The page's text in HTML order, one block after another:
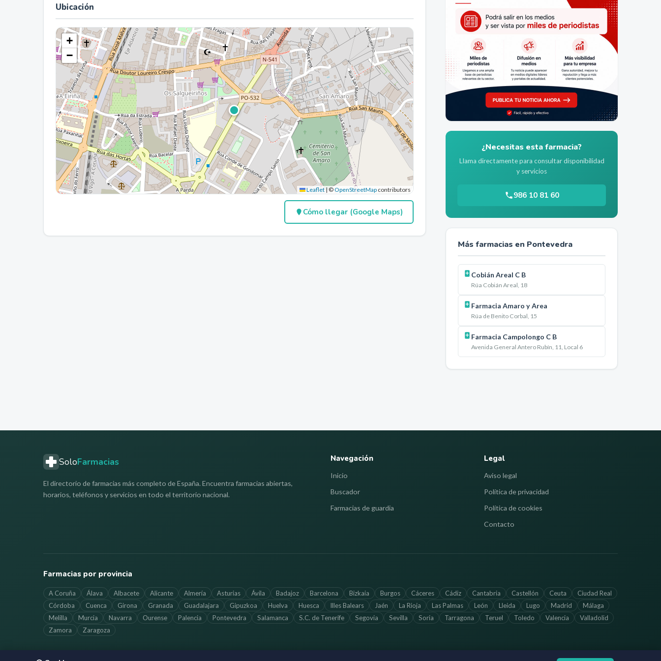
Ubicación
+
−
Leaflet | ©OpenStreetMap contributors
Cómo llegar (Google Maps)
¿Necesitas esta farmacia?
Llama directamente para consultar disponibilidad
y servicios
986 10 81 60
Más farmacias en Pontevedra
Cobián Areal C B
Rúa Cobián Areal, 18
Farmacia Amaro y Area
Rúa de Benito Corbal, 15
Farmacia Campolongo C B
Avenida General Antero Rubín, 11, Local 6
SoloFarmacias
El directorio de farmacias más completo de España. Encuentra farmacias abiertas,
horarios, teléfonos y servicios en todo el territorio nacional.
Navegación
Inicio
Buscador
Farmacias de guardia
Legal
Aviso legal
Política de privacidad
Política de cookies
Contacto
Farmacias por provincia
A Coruña Álava Albacete Alicante Almería Asturias Ávila Badajoz Barcelona Bizkaia Burgos Cáceres Cádiz Cantabria Castellón Ceuta
Ciudad Real
Córdoba
Cuenca Girona Granada Guadalajara Gipuzkoa Huelva Huesca Illes Balears Jaén La Rioja Las Palmas León Lleida Lugo Madrid
Málaga
Melilla
Murcia Navarra Ourense Palencia Pontevedra Salamanca S.C. de Tenerife Segovia Sevilla Soria Tarragona Teruel Toledo Valencia
Valladolid
Zamora
Zaragoza